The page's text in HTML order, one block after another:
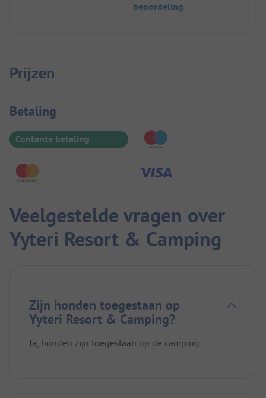
beoordeling
Prijzen
Betaalinformatie
Betaling
Contante betaling
Veelgestelde vragen over
Yyteri Resort & Camping
Zijn honden toegestaan op
Yyteri Resort & Camping?
Ja, honden zijn toegestaan op de camping.